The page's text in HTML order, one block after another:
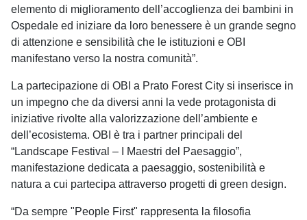
elemento di miglioramento dell’accoglienza dei bambini in
Ospedale ed iniziare da loro benessere è un grande segno
di attenzione e sensibilità che le istituzioni e OBI
manifestano verso la nostra comunità”.
La partecipazione di OBI a Prato Forest City si inserisce in
un impegno che da diversi anni la vede protagonista di
iniziative rivolte alla valorizzazione dell’ambiente e
dell’ecosistema. OBI è tra i partner principali del
“Landscape Festival – I Maestri del Paesaggio”,
manifestazione dedicata a paesaggio, sostenibilità e
natura a cui partecipa attraverso progetti di green design.
“Da sempre "People First" rappresenta la filosofia